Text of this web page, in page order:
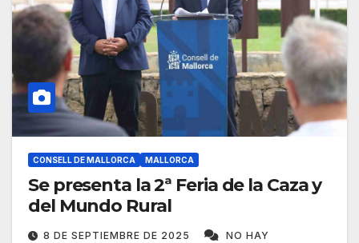
CONSELL DE MALLORCA MALLORCA
Se presenta la 2ª Feria de la Caza y
del Mundo Rural
8 DE SEPTIEMBRE DE 2025
NO HAY